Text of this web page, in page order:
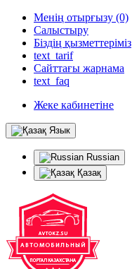
Менің отырғызу (0)
Салыстыру
Біздің қызметтеріміз
text_tarif
Сайттағы жарнама
text_faq
Жеке кабинетіне
Язык
Russian
Қазақ